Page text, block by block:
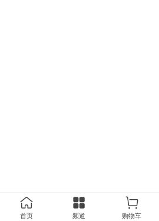
首页 频道 购物车